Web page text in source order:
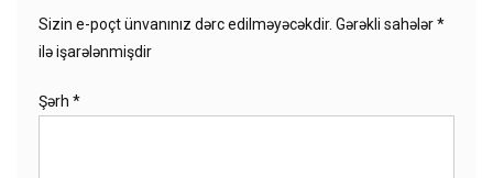
Sizin e-poçt ünvanınız dərc edilməyəcəkdir. Gərəkli sahələr*
ilə işarələnmişdir
Şərh *